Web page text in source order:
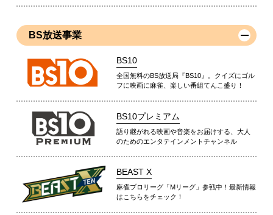
BS放送事業
BS10
全国無料のBS放送局『BS10』。クイズにゴル
フに映画に麻雀、楽しい番組てんこ盛り！
BS10プレミアム
語り継がれる映画や音楽をお届けする、大人
のためのエンタテインメントチャンネル
BEAST X
麻雀プロリーグ「Mリーグ」参戦中！最新情報
はこちらをチェック！